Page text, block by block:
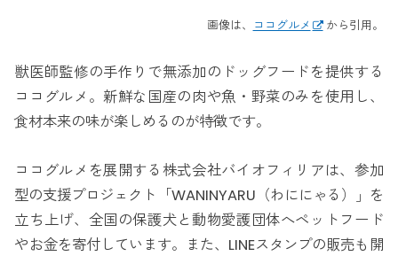
画像は、 ココグルメ から引用。
獣医師監修の手作りで無添加のドッグフードを提供する
ココグルメ。新鮮な国産の肉や魚・野菜のみを使用し、
食材本来の味が楽しめるのが特徴です。
ココグルメを展開する株式会社バイオフィリアは、参加
型の支援プロジェクト「WANINYARU（わににゃる）」を
立ち上げ、全国の保護犬と動物愛護団体へペットフード
やお金を寄付しています。また、LINEスタンプの販売も開